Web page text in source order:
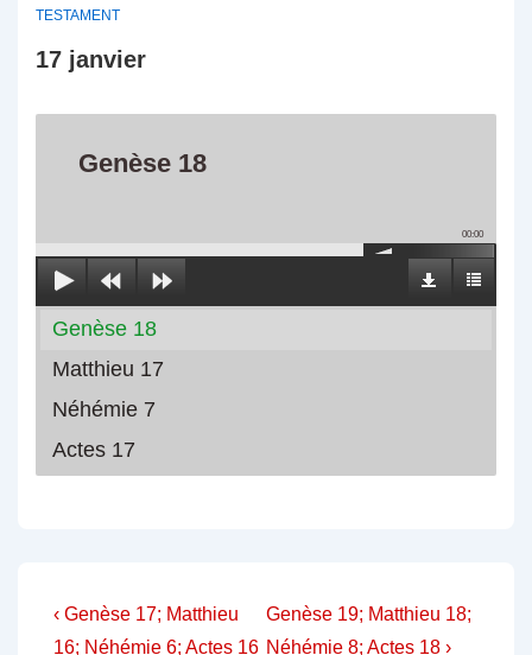
TESTAMENT
17 janvier
Genèse 18
00:00
Genèse 18
Matthieu 17
Néhémie 7
Actes 17
Navigation
Previous
Post
‹ Genèse 17; Matthieu
16; Néhémie 6; Actes 16
Next
Post
Genèse 19; Matthieu 18;
Néhémie 8; Actes 18 ›